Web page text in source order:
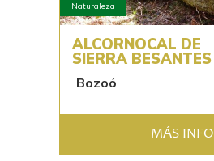
Naturaleza
ALCORNOCAL DE
SIERRA BESANTES
Bozoó
MÁS INFO